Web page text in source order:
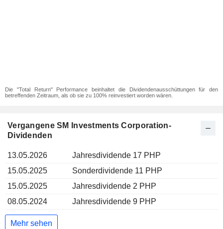
Die "Total Return" Performance beinhaltet die Dividendenausschüttungen für den
betreffenden Zeitraum, als ob sie zu 100% reinvestiert worden wären.
Vergangene SM Investments Corporation-
Dividenden
13.05.2026
Jahresdividende 17 PHP
15.05.2025
Sonderdividende 11 PHP
15.05.2025
Jahresdividende 2 PHP
08.05.2024
Jahresdividende 9 PHP
Mehr sehen